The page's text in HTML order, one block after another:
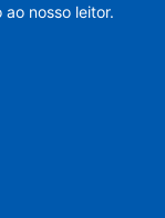
nosso leitor.